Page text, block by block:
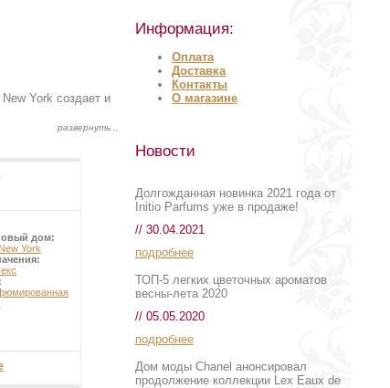
York создает и
дом:
York
Информация:
Оплата
Доставка
Контакты
О магазине
Новости
Долгожданная новинка 2021 года от
Initio Parfums уже в продаже!
// 30.04.2021
подробнее
ТОП-5 легких цветочных ароматов
весны-лета 2020
// 05.05.2020
подробнее
Дом моды Chanel анонсировал
продолжение коллекции Lex Eaux de